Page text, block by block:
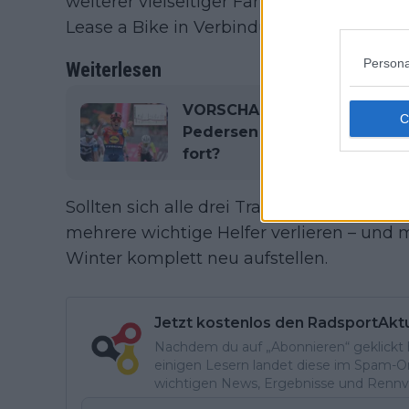
Lease a Bike in Verbindung gebracht.
Weiterlesen
VORSCHAU | Giro d’Italia
Pedersen seine
fort?
Sollten sich alle drei Transfers
mehrere wichtige Helfer verlieren – und
Winter komplett neu aufstellen.
Jetzt kostenlos den
Nachdem du auf „Abonnieren“
einigen Lesern landet diese im Spam-
wichtigen News, Ergebnisse und